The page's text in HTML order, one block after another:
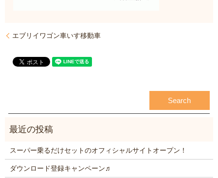
エブリイワゴン車いす移動車
スーパー乗るだけセットのオフィシャルサイトオープン！
ダウンロード登録キャンペーン♬